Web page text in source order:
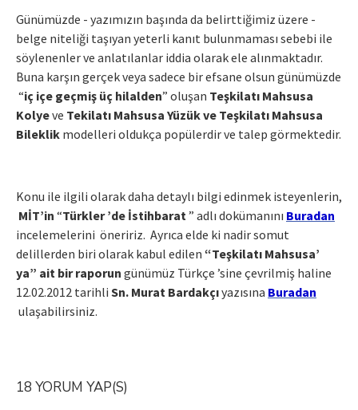
Günümüzde - yazımızın başında da belirttiğimiz üzere -
belge niteliği taşıyan yeterli kanıt bulunmaması sebebi ile
söylenenler ve anlatılanlar iddia olarak ele alınmaktadır.
Buna karşın gerçek veya sadece bir efsane olsun günümüzde
“iç içe geçmiş üç hilalden” oluşan Teşkilatı Mahsusa
Kolyeve Tekilatı Mahsusa Yüzük ve Teşkilatı Mahsusa
Bileklik modelleri oldukça popülerdir ve talep görmektedir.
Konu ile ilgili olarak daha detaylı bilgi edinmek isteyenlerin,
MİT’in “Türkler ’de İstihbarat ” adlı dokümanını Buradan
incelemelerini öneririz. Ayrıca elde ki nadir somut
delillerden biri olarak kabul edilen “Teşkilatı Mahsusa’
ya” ait bir raporun günümüz Türkçe ’sine çevrilmiş haline
12.02.2012 tarihli Sn. Murat Bardakçıyazısına Buradan
ulaşabilirsiniz.
18 YORUM YAP(S)